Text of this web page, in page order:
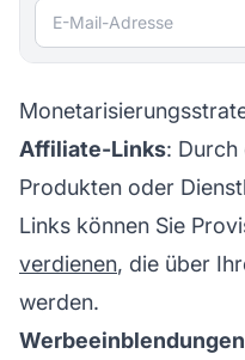
E-Mail-Adresse
Affiliate-Links: Durch
Produkten oder
Links können Sie
verdienen, die über
werden.
Werbeeinblendungen